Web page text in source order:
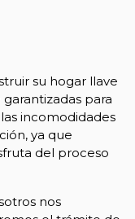
su hogar llave
para
incomodidades
ya que
del proceso
nos